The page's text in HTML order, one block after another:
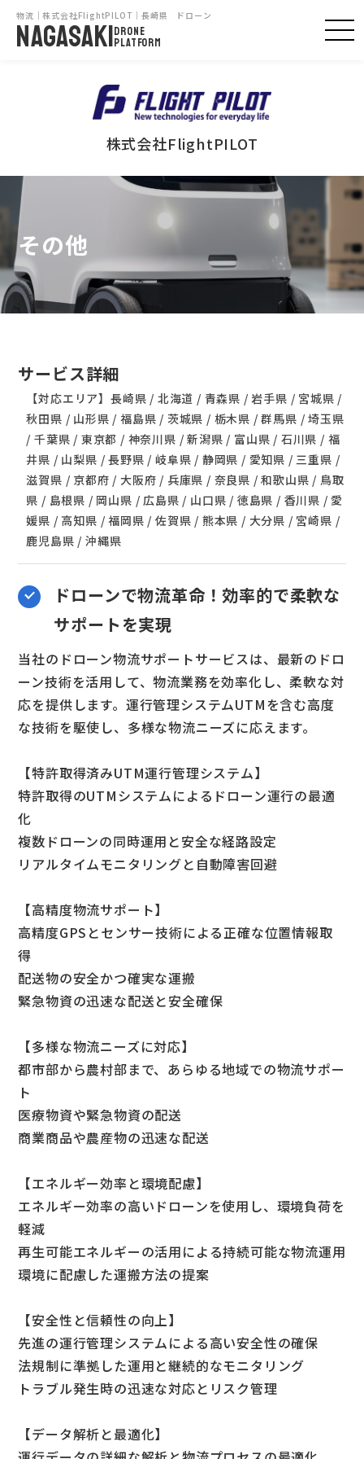
物流｜株式会社FlightPILOT｜長崎県 ドローン
NAGASAKIDRONE
PLATFORM
株式会社FlightPILOT
その他
サービス詳細
【対応エリア】長崎県 / 北海道 / 青森県 / 岩手県 / 宮城県 /
秋田県 / 山形県 / 福島県 / 茨城県 / 栃木県 / 群馬県 / 埼玉県
/ 千葉県 / 東京都 / 神奈川県 / 新潟県 / 富山県 / 石川県 / 福
井県 / 山梨県 / 長野県 / 岐阜県 / 静岡県 / 愛知県 / 三重県 /
滋賀県 / 京都府 / 大阪府 / 兵庫県 / 奈良県 / 和歌山県 / 鳥取
県 / 島根県 / 岡山県 / 広島県 / 山口県 / 徳島県 / 香川県 / 愛
媛県 / 高知県 / 福岡県 / 佐賀県 / 熊本県 / 大分県 / 宮崎県 /
鹿児島県 / 沖縄県
ドローンで物流革命！効率的で柔軟な
サポートを実現
当社のドローン物流サポートサービスは、最新のドロ
ーン技術を活用して、物流業務を効率化し、柔軟な対
応を提供します。運行管理システムUTMを含む高度
な技術を駆使し、多様な物流ニーズに応えます。
【特許取得済みUTM運行管理システム】
特許取得のUTMシステムによるドローン運行の最適
化
複数ドローンの同時運用と安全な経路設定
リアルタイムモニタリングと自動障害回避
【高精度物流サポート】
高精度GPSとセンサー技術による正確な位置情報取
得
配送物の安全かつ確実な運搬
緊急物資の迅速な配送と安全確保
【多様な物流ニーズに対応】
都市部から農村部まで、あらゆる地域での物流サポー
ト
医療物資や緊急物資の配送
商業商品や農産物の迅速な配送
【エネルギー効率と環境配慮】
エネルギー効率の高いドローンを使用し、環境負荷を
軽減
再生可能エネルギーの活用による持続可能な物流運用
環境に配慮した運搬方法の提案
【安全性と信頼性の向上】
先進の運行管理システムによる高い安全性の確保
法規制に準拠した運用と継続的なモニタリング
トラブル発生時の迅速な対応とリスク管理
【データ解析と最適化】